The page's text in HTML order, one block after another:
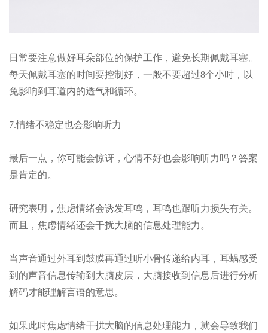
日常要注意做好耳朵部位的保护工作，避免长期佩戴耳塞。
每天佩戴耳塞的时间要控制好，一般不要超过8个小时，以
免影响到耳道内的透气和循环。
7.情绪不稳定也会影响听力
最后一点，你可能会惊讶，心情不好也会影响听力吗？答案
是肯定的。
研究表明，焦虑情绪会诱发耳鸣，耳鸣也跟听力损失有关。
而且，焦虑情绪还会干扰大脑的信息处理能力。
当声音通过外耳到鼓膜再通过听小骨传递给内耳，耳蜗感受
到的声音信息传输到大脑皮层，大脑接收到信息后进行分析
解码才能理解言语的意思。
如果此时焦虑情绪干扰大脑的信息处理能力，就会导致我们